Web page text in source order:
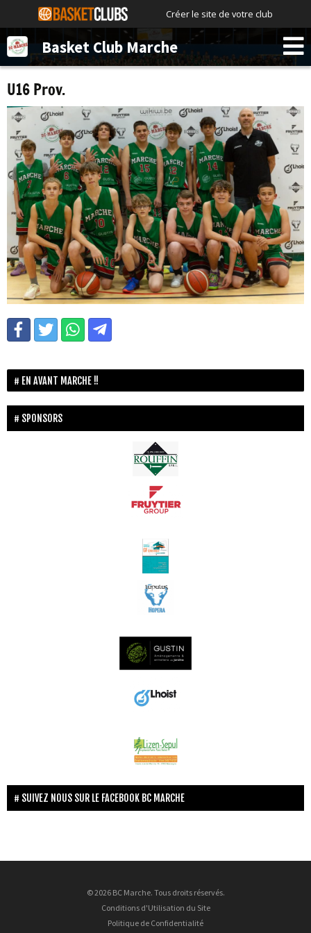
Créer le site de votre club
Basket Club Marche
U16 Prov.
EN AVANT MARCHE !!
SPONSORS
SUIVEZ NOUS SUR LE FACEBOOK BC MARCHE
© 2026 BC Marche. Tous droits réservés.
Conditions d'Utilisation du Site
Politique de Confidentialité